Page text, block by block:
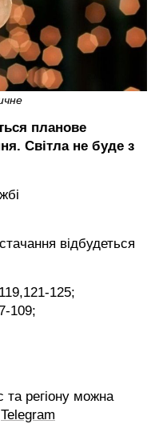
планове
Світла не буде з
відбудеться
125;
109;
та регіону можна
Telegram